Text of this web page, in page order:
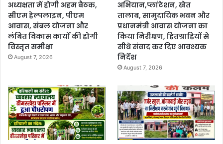
अध्यक्षता में होगी अहम बैठक,
सीएम हेल्पलाइन, पीएम
आवास, संबल योजना और
लंबित विकास कार्यों की होगी
विस्तृत समीक्षा
August 7, 2026
अभियान,प्लांटेशन, खेत
तालाब, सामुदायिक भवन और
प्रधानमंत्री आवास योजना का
किया निरीक्षण, हितग्राहियों से
सीधे संवाद कर दिए आवश्यक
निर्देश
August 7, 2026